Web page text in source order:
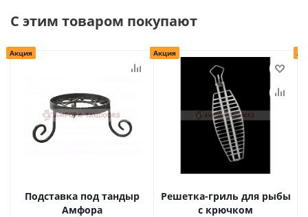
С этим товаром покупают
Акция
Подставка под тандыр
Амфора
Акция
Решетка-гриль для рыбы
с крючком